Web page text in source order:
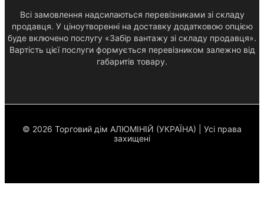
Всі замовлення надсилаються перевізниками зі складу
продавця. У ціноутворенні на доставку додатковою опцією
буде включено послугу «Забір вантажу зі складу продавця».
Вартість цієї послуги формується перевізником залежно від
габаритів товару.
© 2026 Торговий дім АЛЮМІНІЙ (УКРАЇНА) | Усі права
захищені